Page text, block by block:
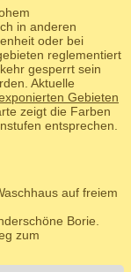
in anderen
oder bei
reglementiert
gesperrt sein
Aktuelle
Gebieten
zeigt die Farben
entsprechen.
auf freiem
Borie.
zum